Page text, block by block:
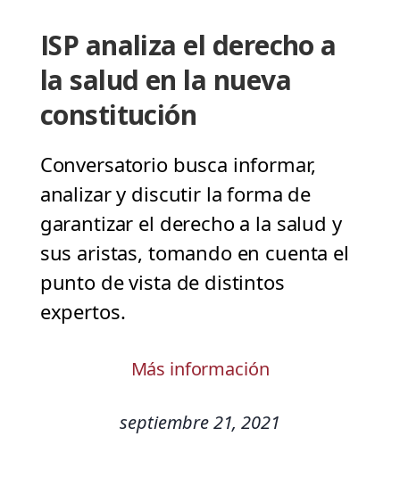
ISP analiza el derecho a
la salud en la nueva
constitución
Conversatorio busca informar,
analizar y discutir la forma de
garantizar el derecho a la salud y
sus aristas, tomando en cuenta el
punto de vista de distintos
expertos.
Más información
septiembre 21, 2021